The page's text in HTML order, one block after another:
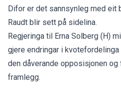
Difor er det sannsynleg med eit
Raudt blir sett på sidelina.
Regjeringa til Erna Solberg (H)
gjere endringar i
den dåverande opposisjonen
framlegg.